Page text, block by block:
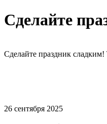
Сделайте
Сделайте праздник
26 сентября 2025